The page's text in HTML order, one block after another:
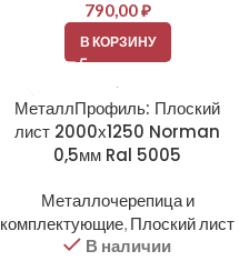
790,00₽
В КОРЗИНУ
МеталлПрофиль: Плоский
лист 2000х1250 Norman
0,5мм Ral 5005
Металлочерепица и
комплектующие, Плоский лист
В наличии